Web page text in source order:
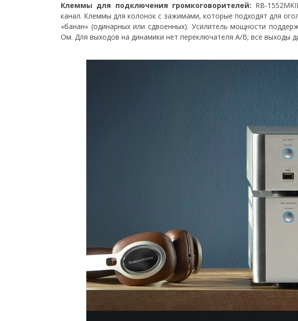
Клеммы для подключения громкоговорителей: RB-
канал. Клеммы для колонок с зажимами, которые подходят для
«банан» (одинарных или сдвоенных). Усилитель мощности
Ом. Для выходов на динамики нет переключателя A/B; все выходы